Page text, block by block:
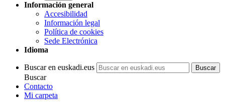
Información general
Accesibilidad
Información legal
Política de cookies
Sede Electrónica
Idioma
Buscar en euskadi.eus
Buscar
Contacto
Mi carpeta